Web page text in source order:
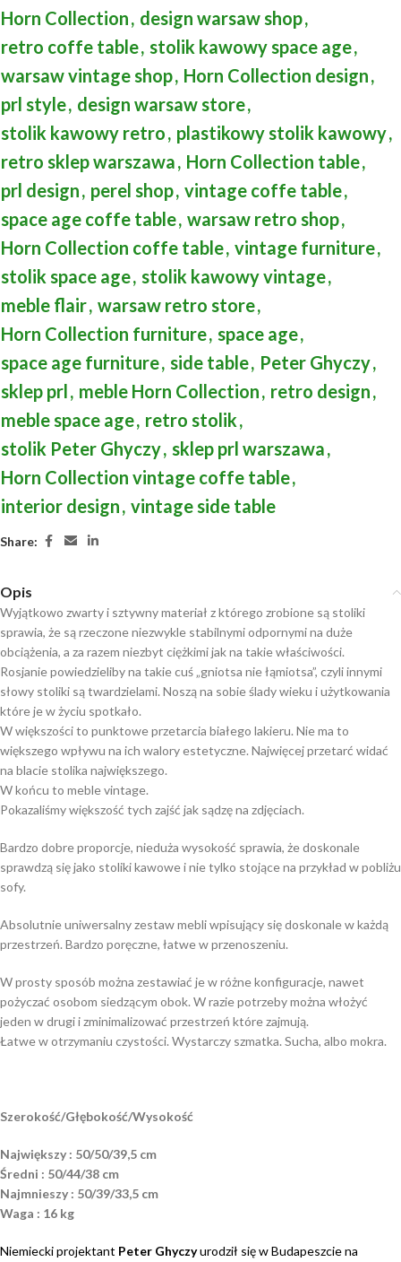
Horn Collection, design warsaw shop,
retro coffe table, stolik kawowy space age,
warsaw vintage shop, Horn Collection design,
prl style, design warsaw store,
stolik kawowy retro, plastikowy stolik kawowy,
retro sklep warszawa, Horn Collection table,
prl design, perel shop, vintage coffe table,
space age coffe table, warsaw retro shop,
Horn Collection coffe table, vintage furniture,
stolik space age, stolik kawowy vintage,
meble flair, warsaw retro store,
Horn Collection furniture, space age,
space age furniture, side table, Peter Ghyczy,
sklep prl , meble Horn Collection, retro design,
meble space age, retro stolik,
stolik Peter Ghyczy, sklep prl warszawa,
Horn Collection vintage coffe table,
interior design, vintage side table
Share:
Opis
Wyjątkowo zwarty i sztywny materiał z którego zrobione są stoliki
sprawia, że są rzeczone niezwykle stabilnymi odpornymi na duże
obciążenia, a za razem niezbyt ciężkimi jak na takie właściwości.
Rosjanie powiedzieliby na takie cuś „gniotsa nie łąmiotsa”, czyli innymi
słowy stoliki są twardzielami. Noszą na sobie ślady wieku i użytkowania
które je w życiu spotkało.
W większości to punktowe przetarcia białego lakieru. Nie ma to
większego wpływu na ich walory estetyczne. Najwięcej przetarć widać
na blacie stolika największego.
W końcu to meble vintage.
Pokazaliśmy większość tych zajść jak sądzę na zdjęciach.
Bardzo dobre proporcje, nieduża wysokość sprawia, że doskonale
sprawdzą się jako stoliki kawowe i nie tylko stojące na przykład w pobliżu
sofy.
Absolutnie uniwersalny zestaw mebli wpisujący się doskonale w każdą
przestrzeń. Bardzo poręczne, łatwe w przenoszeniu.
W prosty sposób można zestawiać je w różne konfiguracje, nawet
pożyczać osobom siedzącym obok. W razie potrzeby można włożyć
jeden w drugi i zminimalizować przestrzeń które zajmują.
Łatwe w otrzymaniu czystości. Wystarczy szmatka. Sucha, albo mokra.
Szerokość/Głębokość/Wysokość
Największy : 50/50/39,5 cm
Średni : 50/44/38 cm
Najmnieszy : 50/39/33,5 cm
Waga : 16 kg
Niemiecki projektant Peter Ghyczyurodził się w Budapeszcie na